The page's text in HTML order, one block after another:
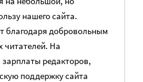
нашего сайта.
благодаря добровольным
На
редакторов,
поддержку сайта